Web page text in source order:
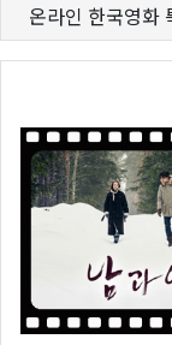
온라인 한국영화